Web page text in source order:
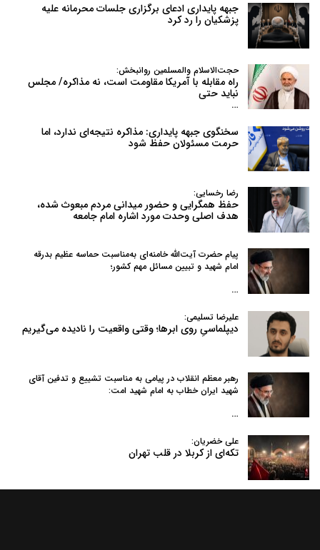
جبهه پایداری ادعای برگزاری جلسات محرمانه علیه
پزشکیان را رد کرد
حجت‌الاسلام والمسلمین روانبخش:
راه مقابله با آمریکا مقاومت است، نه مذاکره/ مجلس
نباید حتی
…
سخنگوی جبهه پایداری: مذاکره نتیجه‌ای ندارد، اما
حرمت مسئولان حفظ شود
رضا رخسایی:
حفظ همگرایی و حضور میدانی مردم مبعوث شده،
هدف اصلی وحدت مورد اشاره امام جامعه
پیام حضرت آیت‌الله خامنه‌ای به‌مناسبت حماسه عظیم بدرقه
امام شهید و تبیین مسائل مهم کشور؛
…
علیرضا تسلیمی:
دیپلماسیِ روی ابرها؛ وقتی واقعیت را نادیده می‌گیریم
رهبر معظم انقلاب در پیامی به‌ مناسبت تشییع و تدفین آقای
شهید ایران خطاب به امام شهید امت:
…
علی خضریان:
تکه‌ای از کربلا در قلب تهران